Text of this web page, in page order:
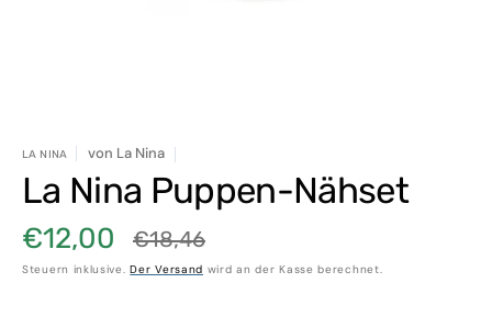
LA NINA von La Nina
La Nina Puppen-Nähset
Verkaufspreis
€12,00
Normaler
Preis
€18,46
Steuern inklusive.Der Versand wird an der Kasse berechnet.